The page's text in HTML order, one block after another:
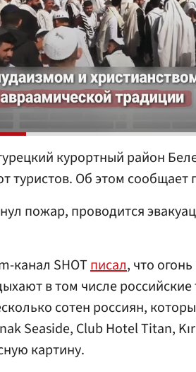
курортный район
туристов. Об этом сообщает
пожар, проводится
канал SHOTписал, что
в том числе
сотен россиян,
Seaside, Club Hotel Titan,
картину.